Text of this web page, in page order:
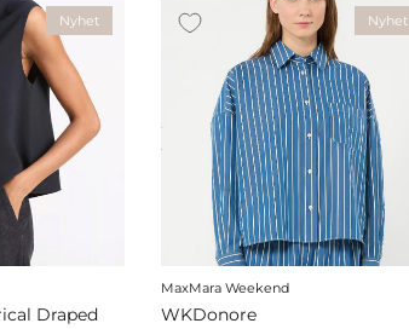
Nyhet
Draped
Nyhet
MaxMara Weekend
WKDonore